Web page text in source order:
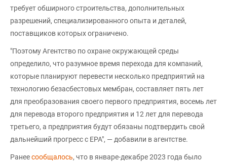
требует обширного строительства, дополнительных
разрешений, специализированного опыта и деталей,
поставщиков которых ограничено.
"Поэтому Агентство по охране окружающей среды
определило, что разумное время перехода для компаний,
которые планируют перевести несколько предприятий на
технологию безасбестовых мембран, составляет пять лет
для преобразования своего первого предприятия, восемь лет
для перевода второго предприятия и 12 лет для перевода
третьего, а предприятия будут обязаны подтвердить свой
дальнейший прогресс с EPA", — добавили в агентстве.
Ранеесообщалось, что в январе-декабре 2023 года было